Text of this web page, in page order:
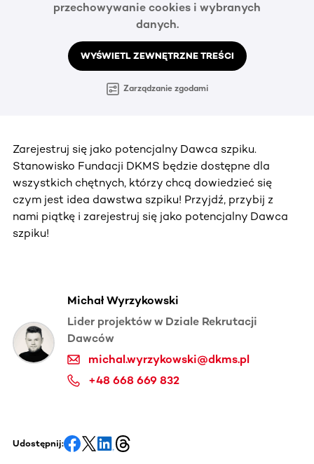
przechowywanie cookies i wybranych
danych.
WYŚWIETL ZEWNĘTRZNE TREŚCI
Zarządzanie zgodami
Zarejestruj się jako potencjalny Dawca szpiku.
Stanowisko Fundacji DKMS będzie dostępne dla
wszystkich chętnych, którzy chcą dowiedzieć się
czym jest idea dawstwa szpiku! Przyjdź, przybij z
nami piątkę i zarejestruj się jako potencjalny Dawca
szpiku!
Michał Wyrzykowski
Lider projektów w Dziale Rekrutacji
Dawców
michal.wyrzykowski@dkms.pl
+48 668 669 832
Udostępnij: